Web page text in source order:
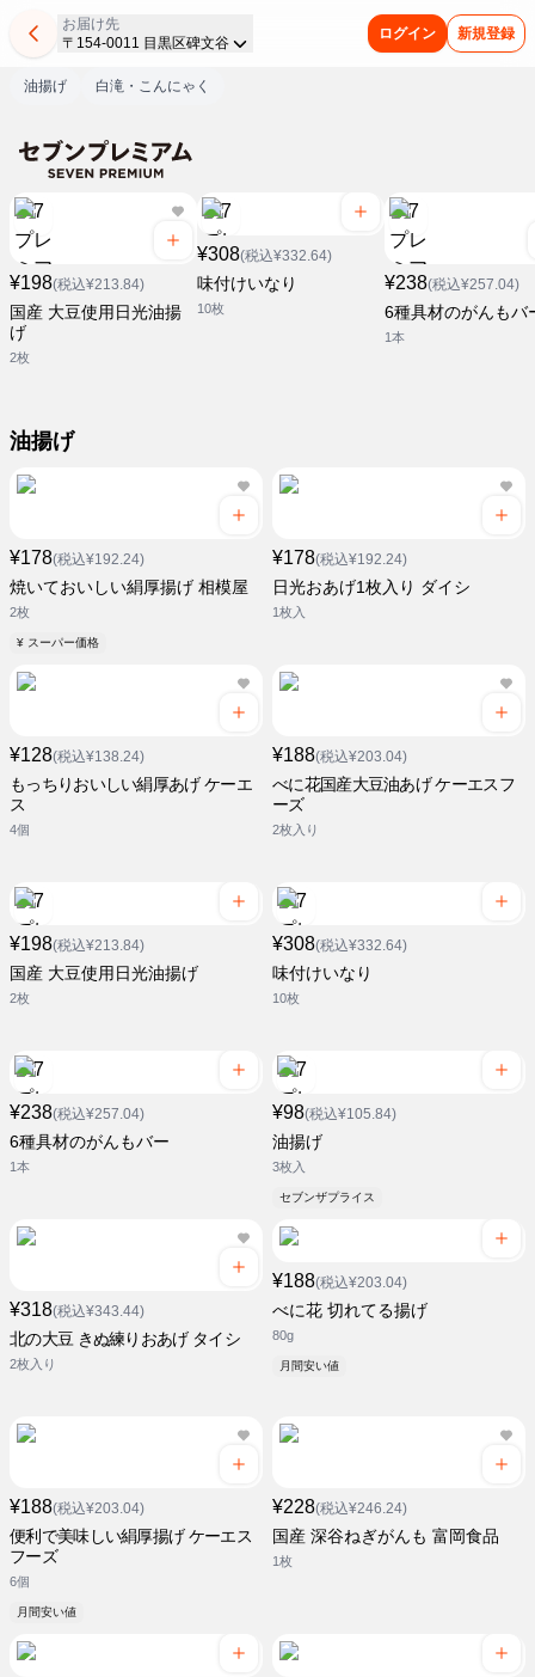
お届け先
〒154-0011 目黒区碑文谷
ログイン 新規登録
油揚げ 白滝・こんにゃく
¥198(税込¥213.84)
国産 大豆使用日光油揚
げ
2枚
¥308(税込¥332.64)
味付けいなり
10枚
¥238(税込¥257.04)
6種具材のがんもバ
1本
油揚げ
¥178(税込¥192.24)
焼いておいしい絹厚揚げ 相模屋
2枚
¥ スーパー価格
¥178(税込¥192.24)
日光おあげ1枚入り ダイシ
1枚入
¥128(税込¥138.24)
もっちりおいしい絹厚あげ ケーエ
ス
4個
¥188(税込¥203.04)
べに花国産大豆油あげ ケーエスフ
ーズ
2枚入り
¥198(税込¥213.84)
国産 大豆使用日光油揚げ
2枚
¥308(税込¥332.64)
味付けいなり
10枚
¥238(税込¥257.04)
6種具材のがんもバー
1本
¥98(税込¥105.84)
油揚げ
3枚入
セブンザプライス
¥318(税込¥343.44)
北の大豆 きぬ練りおあげ タイシ
2枚入り
¥188(税込¥203.04)
べに花 切れてる揚げ
80g
月間安い値
¥188(税込¥203.04)
便利で美味しい絹厚揚げ ケーエス
フーズ
6個
月間安い値
¥228(税込¥246.24)
国産 深谷ねぎがんも 富岡食品
1枚